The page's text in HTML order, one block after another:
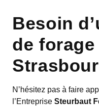
Besoin
de
N’hésitez pas à faire
l’Entreprise Steurbaut